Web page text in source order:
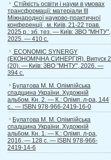
Стійкість освіти і науки в умовах
трансформації: матеріали ІІІ
Міжнародної науково-практичної
конференції , м. Київ, 21-22 трав.
2025 р.: зб. тез. — Київ: ЗВО "МНТУ",
2025. — 410 с.
ECONOMIC SYNERGY
(ЕКОНОМІЧНА СИНЕРГІЯ). Випуск 2
(20). — Київ: ЗВО "МНТУ", 2026. —
394 с.
Булатова М. М. Олімпійська
спадщина України. Художній
альбом. Кн. 2. — К.: Олімп. л-ра, 144
с.. — ISBN 978-966-2419-16-0
Булатова М. М. Олімпійська
спадщина України. Художній
альбом. Кн. 1. — К.: Олімп. л-ра,
2016. — 128 с. — ISBN 978-966-
2419-14-6